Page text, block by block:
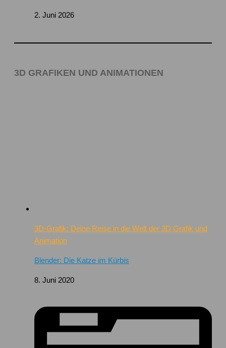
2. Juni 2026
3D GRAFIKEN UND ANIMATIONEN
3D-Grafik: Deine Reise in die Welt der 3D Grafik und
Animation
Blender: Die Katze im Kürbis
8. Juni 2020